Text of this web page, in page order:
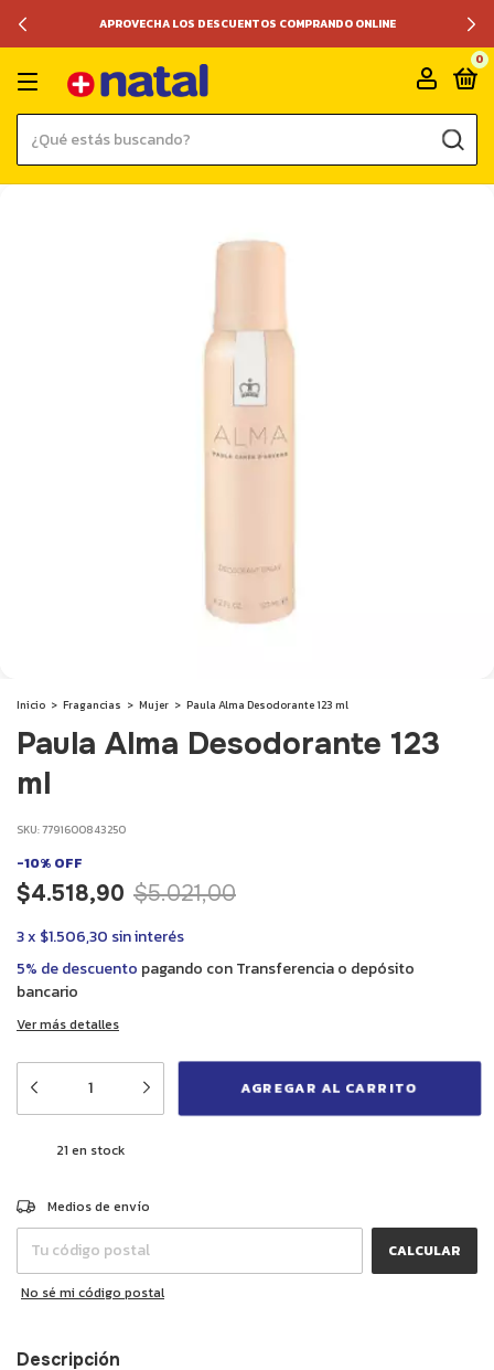
APROVECHA LOS DESCUENTOS COMPRANDO ONLINE
0
Inicio > Fragancias > Mujer > Paula Alma Desodorante 123 ml
Paula Alma Desodorante 123
ml
SKU:7791600843250
-10% OFF
$4.518,90 $5.021,00
3x $1.506,30 sin interés
5% de descuento pagando con Transferencia o depósito
bancario
Ver más detalles
21 en stock
Entregas para el CP:
Medios de envío
CALCULAR
No sé mi código postal
Descripción